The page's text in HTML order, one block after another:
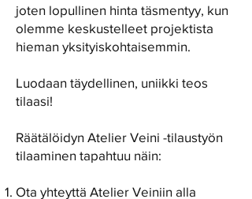
joten lopullinen hinta täsmentyy, kun
olemme keskustelleet projektista
hieman yksityiskohtaisemmin.
Luodaan täydellinen, uniikki teos
tilaasi!
Räätälöidyn Atelier Veini -tilaustyön
tilaaminen tapahtuu näin:
Ota yhteyttä Atelier Veiniin alla